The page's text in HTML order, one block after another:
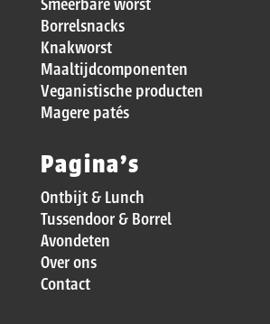
Smeerbare worst
Borrelsnacks
Knakworst
Maaltijdcomponenten
Veganistische producten
Magere patés
Pagina’s
Ontbijt & Lunch
Tussendoor & Borrel
Avondeten
Over ons
Contact